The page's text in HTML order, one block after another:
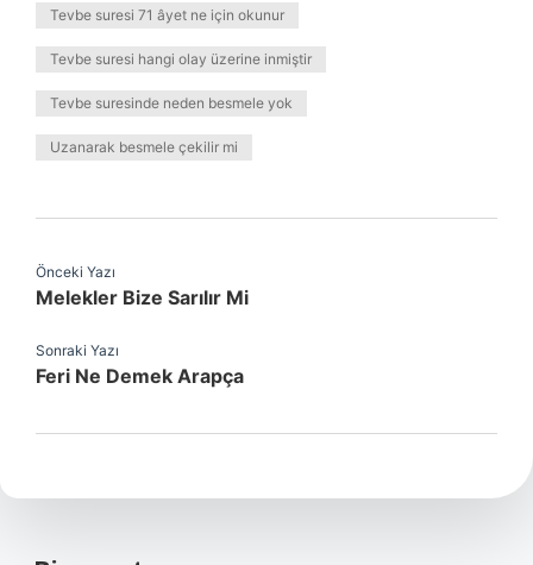
Tevbe suresi 71 âyet ne için okunur
Tevbe suresi hangi olay üzerine inmiştir
Tevbe suresinde neden besmele yok
Uzanarak besmele çekilir mi
Önceki Yazı
Melekler Bize Sarılır Mi
Sonraki Yazı
Feri Ne Demek Arapça